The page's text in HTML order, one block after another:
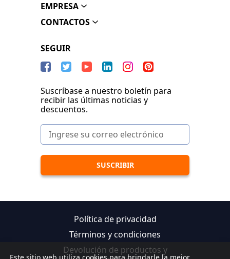
EMPRESA
CONTACTOS
SEGUIR
Suscríbase a nuestro boletín para
recibir las últimas noticias y
descuentos.
Política de privacidad
Términos y condiciones
Devolución de productos y